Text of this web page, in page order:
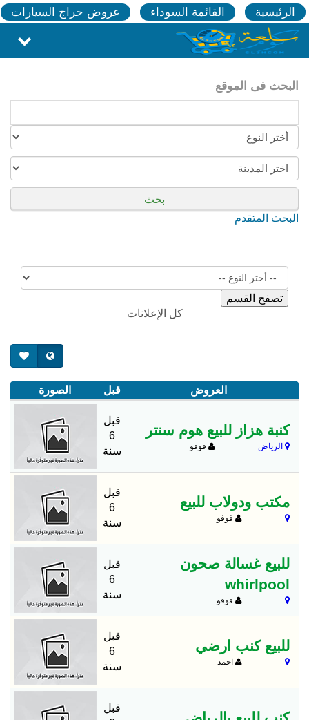
الرئيسية القائمة السوداء عروض حراج السيارات
البحث فى الموقع
بحث
البحث المتقدم
تصفح القسم
كل الإعلانات
العروض قبل الصورة
كنبة هزاز للبيع هوم سنتر
الرياض فوفو
قبل
6
سنة
مكتب ودولاب للبيع
فوفو
قبل
6
سنة
للبيع غسالة صحون
whirlpool
فوفو
قبل
6
سنة
للبيع كنب ارضي
احمد
قبل
6
سنة
قبل